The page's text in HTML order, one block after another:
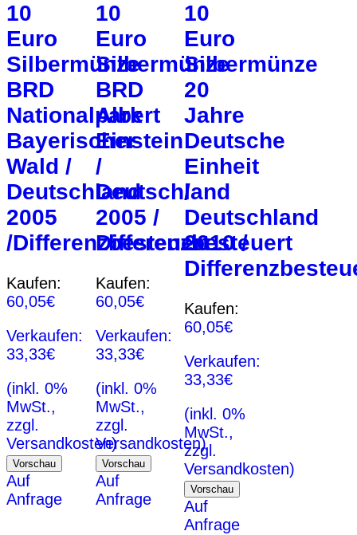
10
Euro
Silbermünze
BRD
Nationalpark
Bayerischer
Wald /
Deutschland
2005
/Differenzbesteuert
Kaufen:
60,05€
Verkaufen:
33,33€
(inkl. 0%
MwSt.,
zzgl.
Versandkosten)
Vorschau
Auf
Anfrage
10
Euro
Silbermünze
BRD
Albert
Einstein
/
Deutschland
2005 /
Differenzbesteuert
Kaufen:
60,05€
Verkaufen:
33,33€
(inkl. 0%
MwSt.,
zzgl.
Versandkosten)
Vorschau
Auf
Anfrage
10
Euro
Silbermünze
20
Jahre
Deutsche
Einheit
/
Deutschland
2010 /
Kaufen:
60,05€
Verkaufen:
33,33€
(inkl. 0%
MwSt.,
zzgl.
Versandkosten)
Vorschau
Auf
Anfrage